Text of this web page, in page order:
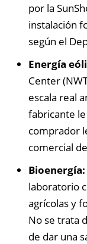
por la
instalación
según el
Energía
Center
escala real
fabricante
comprador
comercial
Bioenergía:
laboratorio
agrícolas y
No se trata
de dar una